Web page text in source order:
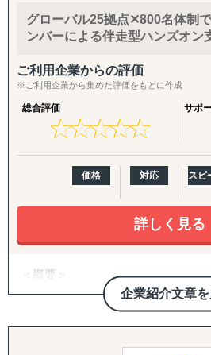
『LocaForce（ロカフォース）海
ビス』
『LocaResearch（ロカリサーチ）
ビス』
↳「どの国で売るか」から「誰に
素材を収集する。
『セカイキョテン｜海外会社設立
↳ 現地法人・オフショア法人の設
までをワンストップで代行
『ビザスル｜海外ビザ取得サポー
取得を現地連携でサポート
------------------------------------
◆以下は個別施策として各専門家
ます。「英語ができない」「輸出
最初の一歩から、本格的な売上拡
【こんなお悩みをお持ちの企業さま
・海外展開に興味はあるが、「ど
て」売るかの方向性が定まっていな
・現地に売り込む営業リソース・
・自社に合うパートナー・代理店
・Amazon USや越境ECに出した
・FDA登録の進め方や、現地物流
【サービス概要】
グロスペリティの特長は、**市場
構築・B2B営業代行・パートナー
グローバル25拠点✕800名体制
ンバーによる伴走型ハンズオン
ご利用企業からの評価
※ご利用企業から集めた評価をもとに作成
総合評価
★★★★★
★★★★★
サポ
価格 対応 スピ
詳しく見る
企業紹介文章
＜概要＞
・アジアを中心とする世界21拠点
体制を有する、日系独立系では最
ファーム（東証上場）